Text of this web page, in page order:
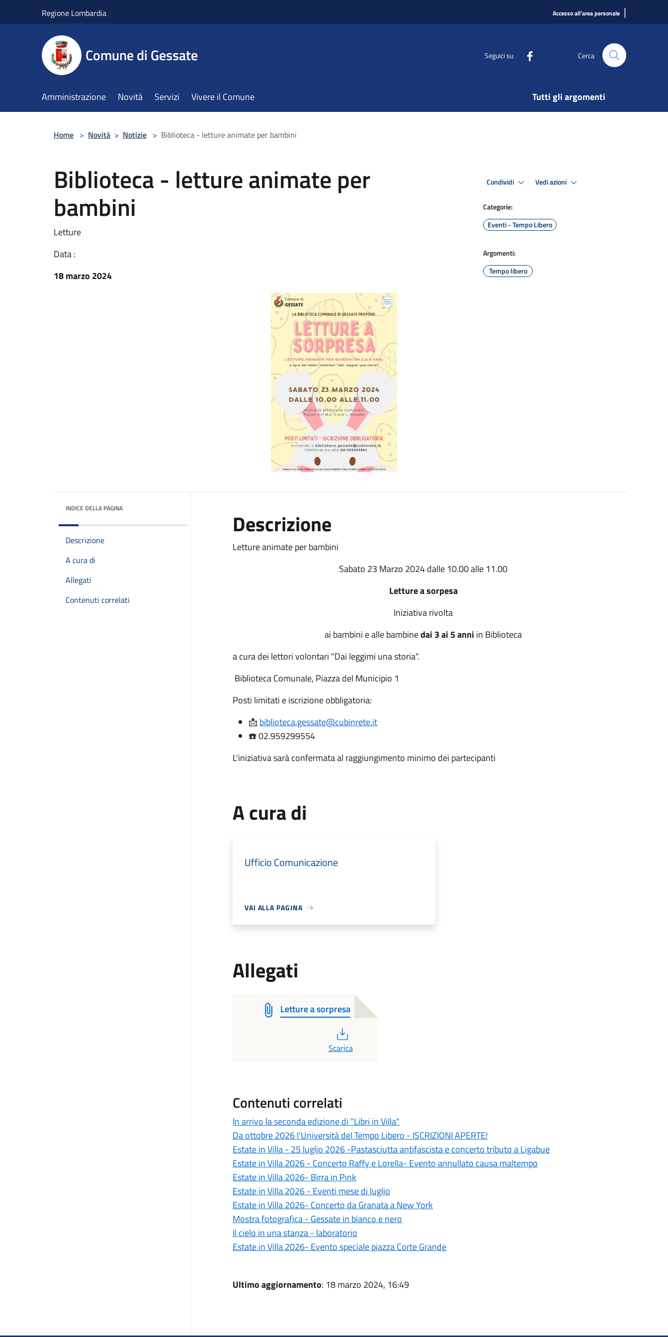
Regione Lombardia Accesso all'area personale |
Comune di Gessate Seguici su Cerca
Amministrazione Novità Servizi Vivere il Comune Tutti gli argomenti
Home > Novità > Notizie > Biblioteca - letture animate per bambini
Biblioteca - letture animate per
bambini
Letture
Data :
18 marzo 2024
Condividi Vedi azioni
Categorie:
Eventi - Tempo Libero
Argomenti:
Tempo libero
INDICE DELLA PAGINA
Descrizione
A cura di
Allegati
Contenuti correlati
Descrizione
Letture animate per bambini
Sabato 23 Marzo 2024 dalle 10.00 alle 11.00
Letture a sorpesa
Iniziativa rivolta
ai bambini e alle bambinedai 3 ai 5 anni in Biblioteca
a cura dei lettori volontari "Dai leggimi una storia".
Biblioteca Comunale, Piazza del Municipio 1
Posti limitati e iscrizione obbligatoria:
📩 biblioteca.gessate@cubinrete.it
☎️ 02.959299554
L'iniziativa sarà confermata al raggiungimento minimo dei partecipanti
A cura di
Ufficio Comunicazione
VAI ALLA PAGINA
Allegati
Letture a sorpresa
Scarica
Contenuti correlati
In arrivo la seconda edizione di "Libri in Villa"
Da ottobre 2026 l'Università del Tempo Libero - ISCRIZIONI APERTE!
Estate in Villa - 25 luglio 2026 -Pastasciutta antifascista e concerto tributo a Ligabue
Estate in Villa 2026 - Concerto Raffy e Lorella- Evento annullato causa maltempo
Estate in Villa 2026- Birra in Pink
Estate in Villa 2026 - Eventi mese di luglio
Estate in Villa 2026- Concerto da Granata a New York
Mostra fotografica - Gessate in bianco e nero
Il cielo in una stanza - laboratorio
Estate in Villa 2026- Evento speciale piazza Corte Grande
Ultimo aggiornamento: 18 marzo 2024, 16:49